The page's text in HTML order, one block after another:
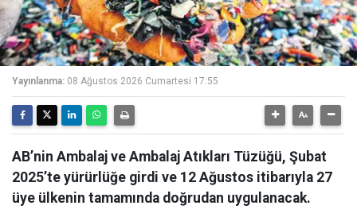
Yayınlanma: 08 Ağustos 2026 Cumartesi 17:55
AB’nin Ambalaj ve Ambalaj Atıkları Tüzüğü, Şubat
2025’te yürürlüğe girdi ve 12 Ağustos itibarıyla 27
üye ülkenin tamamında doğrudan uygulanacak.